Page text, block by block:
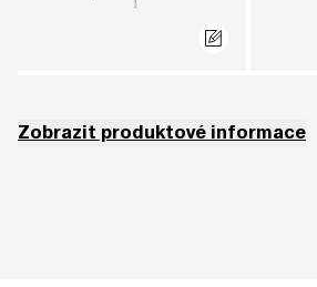
Zobrazit produktové informace